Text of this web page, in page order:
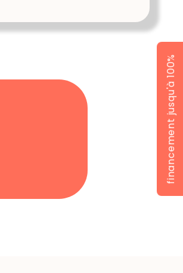
financement jusqu'à 100%